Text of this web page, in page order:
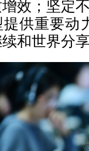
效；坚定
提供重要动
和世界分